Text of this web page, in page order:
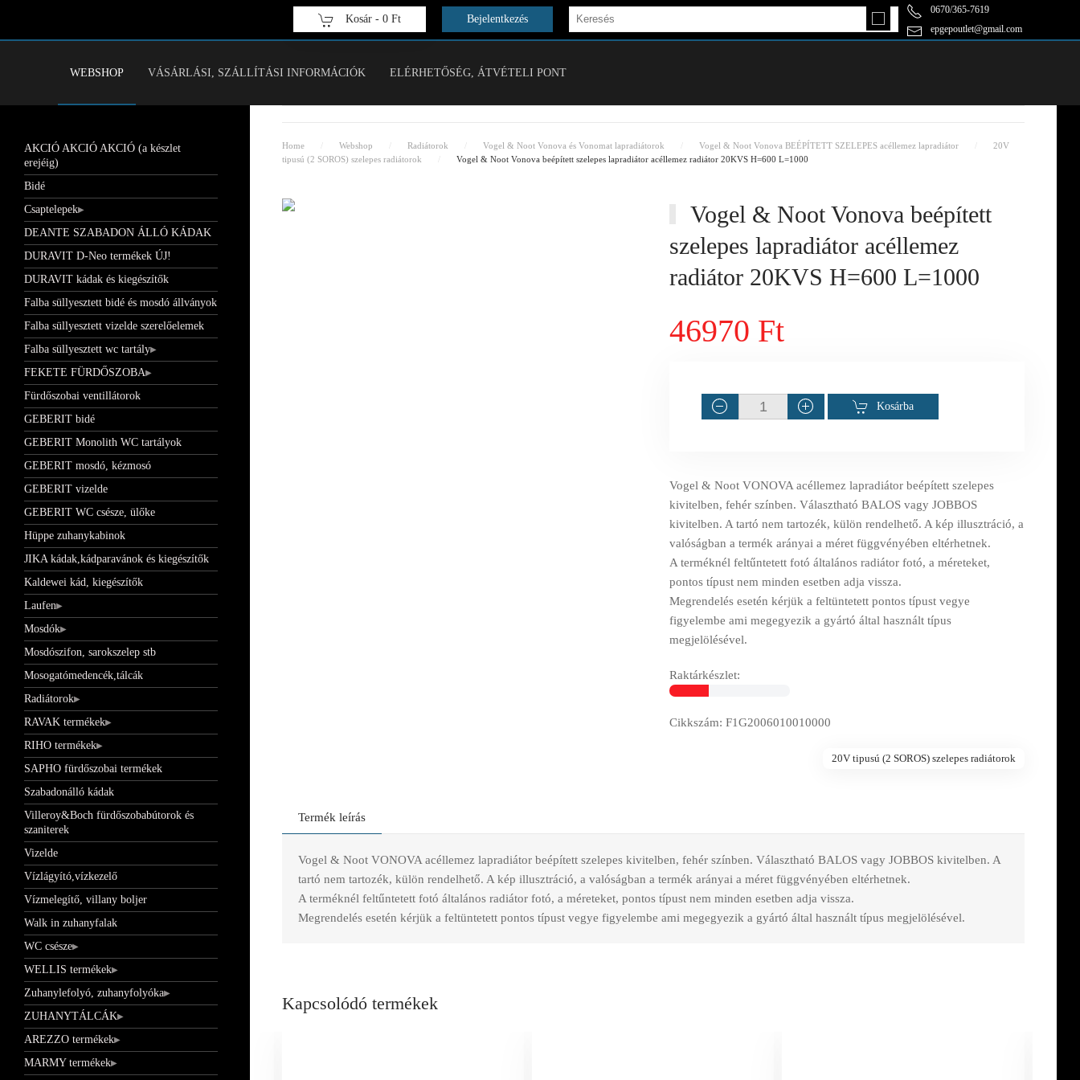
Fő tartalom átugrása
Kosár - 0 Ft Bejelentkezés
0670/365-7619
epgepoutlet@gmail.com
WEBSHOP VÁSÁRLÁSI, SZÁLLÍTÁSI INFORMÁCIÓK ELÉRHETŐSÉG, ÁTVÉTELI PONT
Home Webshop Radiátorok Vogel & Noot Vonova és Vonomat lapradiátorok Vogel & Noot Vonova BEÉPÍTETT SZELEPES acéllemez lapradiátor
20V
tipusú (2 SOROS) szelepes radiátorok
Vogel & Noot Vonova beépített szelepes lapradiátor acéllemez radiátor 20KVS H=600 L=1000
Vogel & Noot Vonova beépített
szelepes lapradiátor acéllemez
radiátor 20KVS H=600 L=1000
46970 Ft
Kosárba
Vogel & Noot VONOVA acéllemez lapradiátor beépített szelepes
kivitelben, fehér színben. Választható BALOS vagy JOBBOS
kivitelben. A tartó nem tartozék, külön rendelhető. A kép illusztráció, a
valóságban a termék arányai a méret függvényében eltérhetnek.
A terméknél feltűntetett fotó általános radiátor fotó, a méreteket,
pontos típust nem minden esetben adja vissza.
Megrendelés esetén kérjük a feltüntetett pontos típust vegye
figyelembe ami megegyezik a gyártó által használt típus
megjelölésével.
Raktárkészlet:
Cikkszám: F1G2006010010000
20V tipusú (2 SOROS) szelepes radiátorok
Termék leírás
Vogel & Noot VONOVA acéllemez lapradiátor beépített szelepes kivitelben, fehér színben. Választható BALOS vagy JOBBOS kivitelben. A
tartó nem tartozék, külön rendelhető. A kép illusztráció, a valóságban a termék arányai a méret függvényében eltérhetnek.
A terméknél feltűntetett fotó általános radiátor fotó, a méreteket, pontos típust nem minden esetben adja vissza.
Megrendelés esetén kérjük a feltüntetett pontos típust vegye figyelembe ami megegyezik a gyártó által használt típus megjelölésével.
Kapcsolódó termékek
AKCIÓ AKCIÓ AKCIÓ (a készlet
erejéig)
Bidé
Csaptelepek
DEANTE SZABADON ÁLLÓ KÁDAK
DURAVIT D-Neo termékek ÚJ!
DURAVIT kádak és kiegészítők
Falba süllyesztett bidé és mosdó állványok
Falba süllyesztett vizelde szerelőelemek
Falba süllyesztett wc tartály
FEKETE FÜRDŐSZOBA
Fürdőszobai ventillátorok
GEBERIT bidé
GEBERIT Monolith WC tartályok
GEBERIT mosdó, kézmosó
GEBERIT vizelde
GEBERIT WC csésze, ülőke
Hüppe zuhanykabinok
JIKA kádak,kádparavánok és kiegészítők
Kaldewei kád, kiegészítők
Laufen
Mosdók
Mosdószifon, sarokszelep stb
Mosogatómedencék,tálcák
Radiátorok
RAVAK termékek
RIHO termékek
SAPHO fürdőszobai termékek
Szabadonálló kádak
Villeroy&Boch fürdőszobabútorok és
szaniterek
Vizelde
Vízlágyító,vízkezelő
Vízmelegítő, villany boljer
Walk in zuhanyfalak
WC csésze
WELLIS termékek
Zuhanylefolyó, zuhanyfolyóka
ZUHANYTÁLCÁK
AREZZO termékek
MARMY termékek